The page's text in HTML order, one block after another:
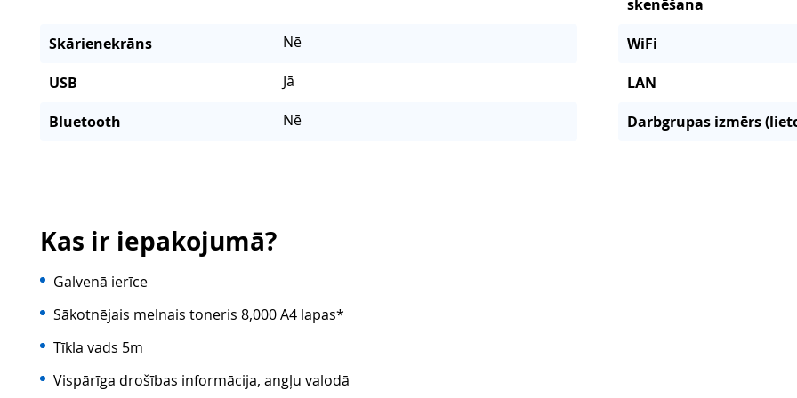
skenēšana
Skārienekrāns Nē WiFi
USB Jā LAN
Bluetooth Nē Darbgrupas izmērs
Kas ir iepakojumā?
Galvenā ierīce
Sākotnējais melnais toneris 8,000 A4 lapas*
Tīkla vads 5m
Vispārīga drošības informācija, angļu valodā